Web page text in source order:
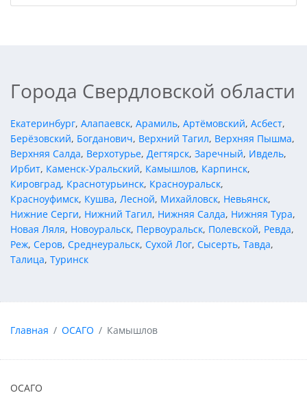
Города Свердловской области
Екатеринбург, Алапаевск, Арамиль, Артёмовский, Асбест,
Берёзовский, Богданович, Верхний Тагил, Верхняя Пышма,
Верхняя Салда, Верхотурье, Дегтярск, Заречный, Ивдель,
Ирбит, Каменск-Уральский, Камышлов, Карпинск,
Кировград, Краснотурьинск, Красноуральск,
Красноуфимск, Кушва, Лесной, Михайловск, Невьянск,
Нижние Серги, Нижний Тагил, Нижняя Салда, Нижняя Тура,
Новая Ляля, Новоуральск, Первоуральск, Полевской, Ревда,
Реж, Серов, Среднеуральск, Сухой Лог, Сысерть, Тавда,
Талица, Туринск
Главная ОСАГО Камышлов
ОСАГО